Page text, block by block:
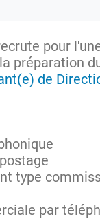
pour
préparation
de
type
par